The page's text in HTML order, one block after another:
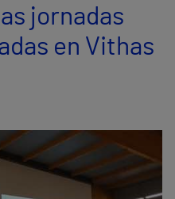
jornadas
en Vithas